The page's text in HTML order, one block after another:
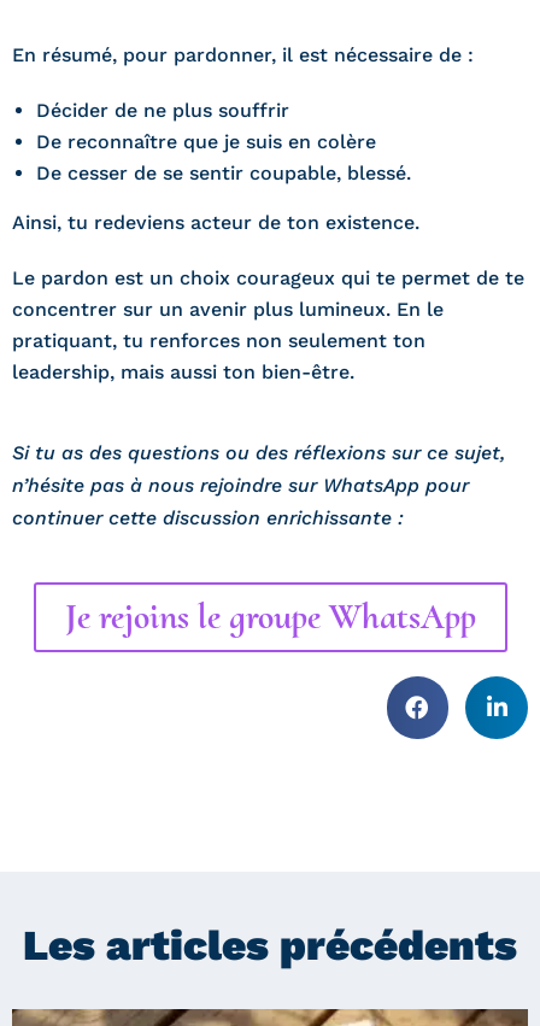
En résumé, pour pardonner, il est nécessaire de :
Décider de ne plus souffrir
De reconnaître que je suis en colère
De cesser de se sentir coupable, blessé.
Ainsi, tu redeviens acteur de ton existence.
Le pardon est un choix courageux qui te permet de te
concentrer sur un avenir plus lumineux. En le
pratiquant, tu renforces non seulement ton
leadership, mais aussi ton bien-être.
Si tu as des questions ou des réflexions sur ce sujet,
n’hésite pas à nous rejoindre sur WhatsApp pour
continuer cette discussion enrichissante :
Je rejoins le groupe WhatsApp
Les articles précédents